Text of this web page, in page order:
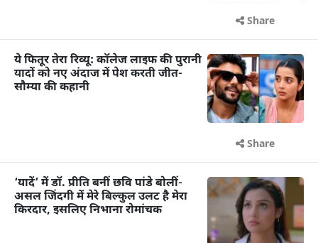
Share
ये फितूर तेरा रिव्यू: कॉलेज लाइफ की पुरानी
यादों को नए अंदाज में पेश करती जीत-
सौम्या की कहानी
Share
‘यादें’ में डॉ. प्रीति बनीं छवि पांडे बोलीं-
असल जिंदगी में मेरे बिल्कुल उलट है मेरा
किरदार, इसलिए निभाना रोमांचक